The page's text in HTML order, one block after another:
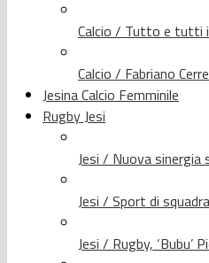
Calcio / Tutto e tutti
Calcio / Fabriano
Jesina Calcio Femminile
Rugby Jesi
Jesi / Nuova sinergia
Jesi / Sport di
Jesi / Rugby, ‘Bubu’